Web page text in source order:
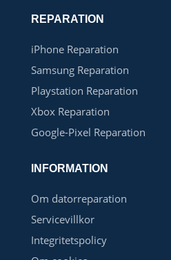
REPARATION
iPhone Reparation
Samsung Reparation
Playstation Reparation
Xbox Reparation
Google-Pixel Reparation
INFORMATION
Om datorreparation
Servicevillkor
Integritetspolicy